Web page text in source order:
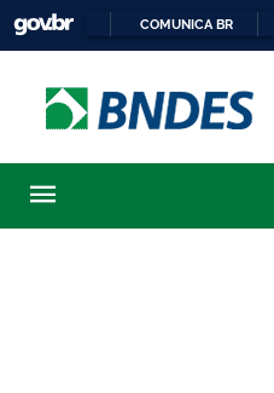
COMUNICA BR